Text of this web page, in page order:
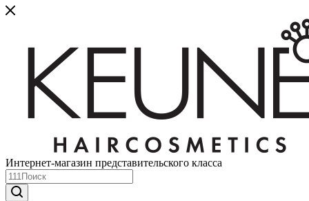
Интернет-магазин представительского класса